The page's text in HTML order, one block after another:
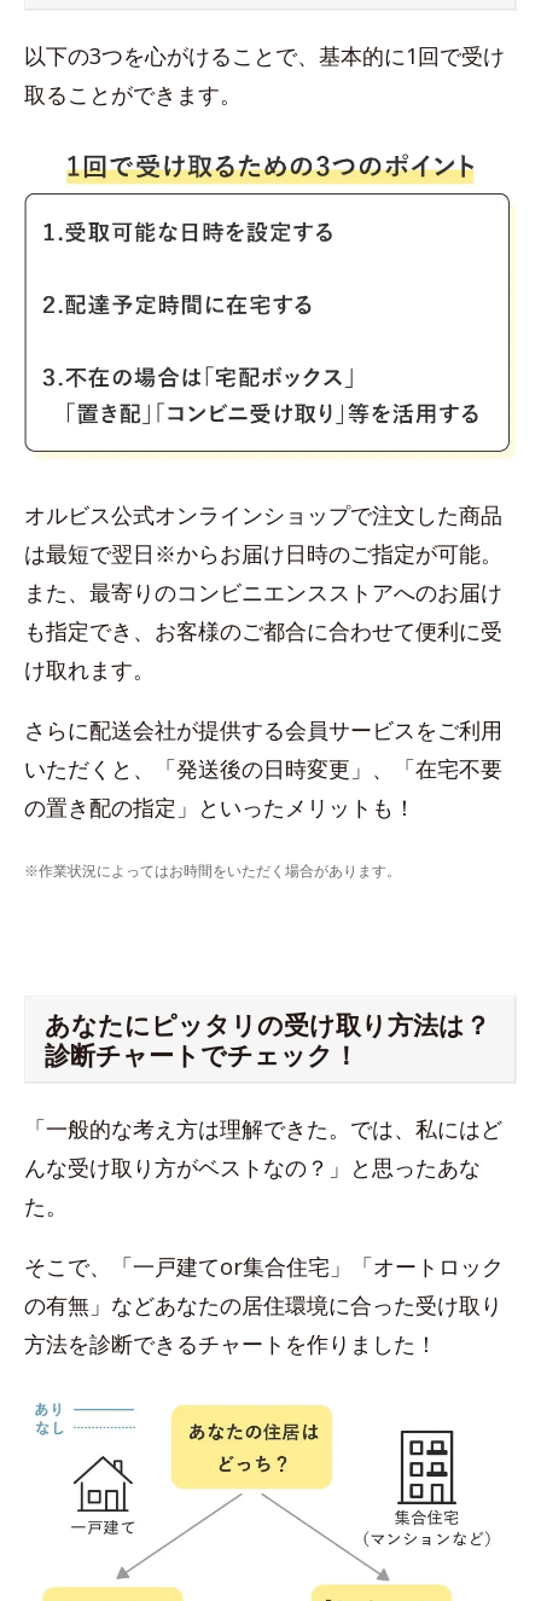
以下の3つを心がけることで、基本的に1回で受け
取ることができます。
オルビス公式オンラインショップで注文した商品
は最短で翌日※からお届け日時のご指定が可能。
また、最寄りのコンビニエンスストアへのお届け
も指定でき、お客様のご都合に合わせて便利に受
け取れます。
さらに配送会社が提供する会員サービスをご利用
いただくと、「発送後の日時変更」、「在宅不要
の置き配の指定」といったメリットも！
※作業状況によってはお時間をいただく場合があります。
あなたにピッタリの受け取り方法は？
診断チャートでチェック！
「一般的な考え方は理解できた。では、私にはど
んな受け取り方がベストなの？」と思ったあな
た。
そこで、「一戸建てor集合住宅」「オートロック
の有無」などあなたの居住環境に合った受け取り
方法を診断できるチャートを作りました！